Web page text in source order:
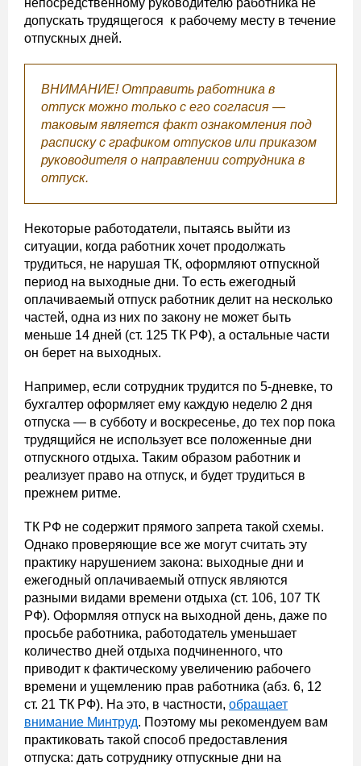
непосредственному руководителю работника не
допускать трудящегося к рабочему месту в течение
отпускных дней.
ВНИМАНИЕ! Отправить работника в
отпуск можно только с его согласия —
таковым является факт ознакомления под
расписку с графиком отпусков или приказом
руководителя о направлении сотрудника в
отпуск.
Некоторые работодатели, пытаясь выйти из
ситуации, когда работник хочет продолжать
трудиться, не нарушая ТК, оформляют отпускной
период на выходные дни. То есть ежегодный
оплачиваемый отпуск работник делит на несколько
частей, одна из них по закону не может быть
меньше 14 дней (ст. 125 ТК РФ), а остальные части
он берет на выходных.
Например, если сотрудник трудится по 5-дневке, то
бухгалтер оформляет ему каждую неделю 2 дня
отпуска — в субботу и воскресенье, до тех пор пока
трудящийся не использует все положенные дни
отпускного отдыха. Таким образом работник и
реализует право на отпуск, и будет трудиться в
прежнем ритме.
ТК РФ не содержит прямого запрета такой схемы.
Однако проверяющие все же могут считать эту
практику нарушением закона: выходные дни и
ежегодный оплачиваемый отпуск являются
разными видами времени отдыха (ст. 106, 107 ТК
РФ). Оформляя отпуск на выходной день, даже по
просьбе работника, работодатель уменьшает
количество дней отдыха подчиненного, что
приводит к фактическому увеличению рабочего
времени и ущемлению прав работника (абз. 6, 12
ст. 21 ТК РФ). На это, в частности, обращает
внимание Минтруд. Поэтому мы рекомендуем вам
практиковать такой способ предоставления
отпуска: дать сотруднику отпускные дни на